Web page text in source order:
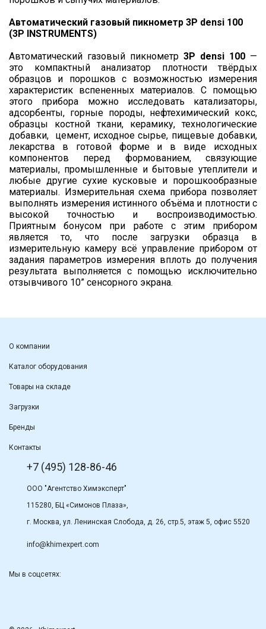
Автоматический газовый пикнометр 3P densi 100
(3P INSTRUMENTS)
Автоматический газовый пикнометр 3P densi 100 —
это компактный анализатор плотности твёрдых
образцов и порошков с возможностью измерения
характеристик вспененных материалов. С помощью
этого прибора можно исследовать катализаторы,
адсорбенты, горные породы, нефтехимический кокс,
образцы костной ткани, керамику, технологические
добавки, цемент, исходное сырье, пищевые добавки,
лекарства в готовой форме и в виде исходных
компонентов перед формованием, связующие
материалы, промышленные и бытовые утеплители и
любые другие сухие кусковые и порошкообразные
материалы. Измерительная схема прибора позволяет
выполнять измерения истинного объёма и плотности с
высокой точностью и воспроизводимостью.
Приятным бонусом при работе с этим прибором
является то, что после загрузки образца в
измерительную камеру всё управление прибором от
задания параметров измерения вплоть до получения
результата выполняется с помощью исключительно
отзывчивого 10” сенсорного экрана.
О компании
Каталог оборудования
Товары на складе
Загрузки
Бренды
Контакты
+7 (495) 128-86-46
ООО "Агентство Химэксперт"
115280, БЦ «Симонов Плаза»,
г. Москва, ул. Ленинская Слобода, д. 26, стр.5, этаж 5, офис 5520
info@khimexpert.com
Мы в соцсетях: